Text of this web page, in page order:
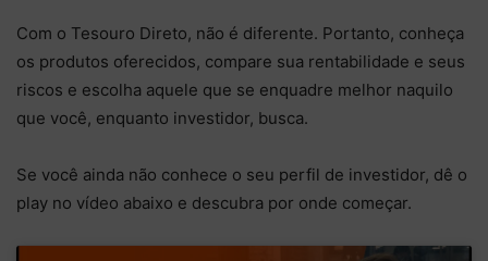
Com o Tesouro Direto, não é diferente. Portanto, conheça
os produtos oferecidos, compare sua rentabilidade e seus
riscos e escolha aquele que se enquadre melhor naquilo
que você, enquanto investidor, busca.
Se você ainda não conhece o seu perfil de investidor, dê o
play no vídeo abaixo e descubra por onde começar.